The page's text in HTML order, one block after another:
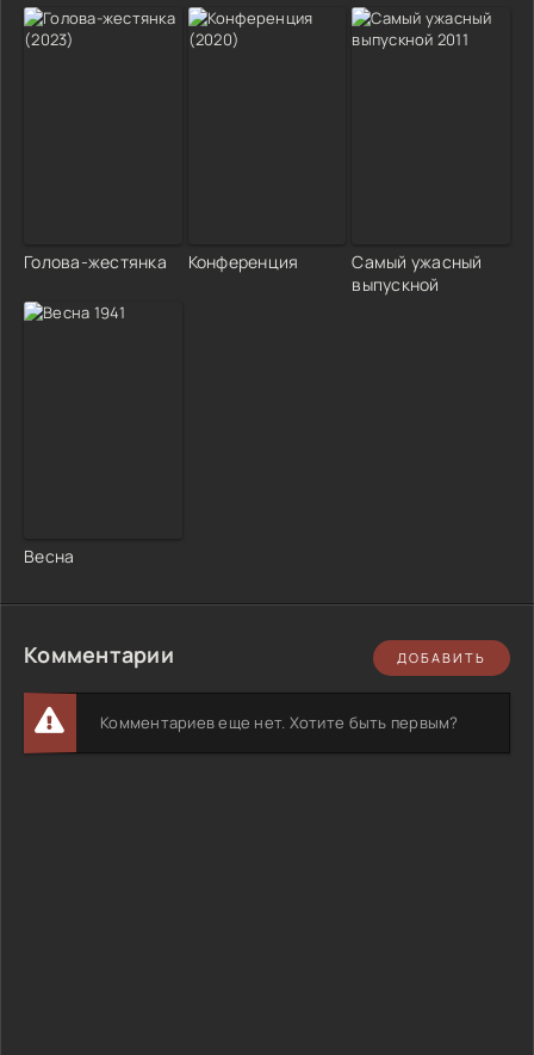
Голова-жестянка Конференция
Самый ужасный
выпускной
Весна
Комментарии ДОБАВИТЬ
Комментариев еще нет. Хотите быть первым?